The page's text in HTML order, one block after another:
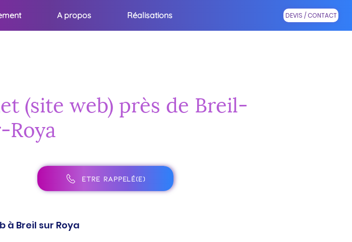
A propos Réalisations DEVIS / CONTACT
(site web) près de Breil-
Roya
ÊTRE RAPPELÉ(E)
à Breil sur Roya